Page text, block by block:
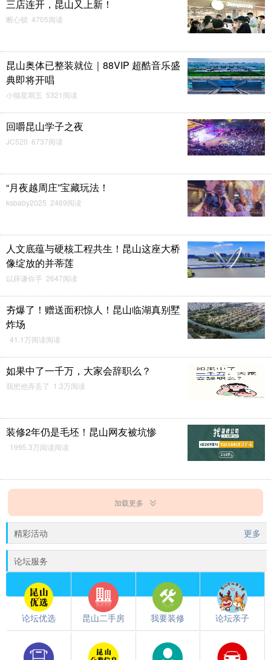
三店连开，昆山又上新！
断心锁 4705阅读
昆山奥体已整装就位｜88VIP 超酷音乐盛
典即将开唱
小猫星期五 5321阅读
回嚼昆山学子之夜
JC520 6737阅读
“月夜越周庄”宝藏玩法！
ksbaby2025 2469阅读
人文底蕴与硬核工程共生！昆山这座大桥
像绽放的并蒂莲
以薛谦你手 2647阅读
夯爆了！赠送面积惊人！昆山临湖真别墅
炸场
41.1万阅读阅读
如果中了一千万，大家会辞职么？
我把他弄丢了 1.3万阅读
装修2年仍是毛坯！昆山网友被坑惨
1995.3万阅读阅读
加载更多
精彩活动 更多
论坛服务
论坛优选 昆山二手房 我要装修 论坛亲子